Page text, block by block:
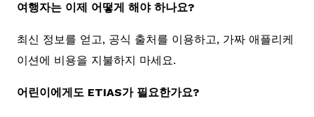
여행자는 이제 어떻게 해야 하나요?
최신 정보를 얻고, 공식 출처를 이용하고, 가짜 애플리케
이션에 비용을 지불하지 마세요.
어린이에게도 ETIAS가 필요한가요?